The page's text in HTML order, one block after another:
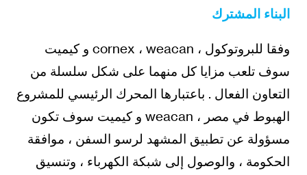
البناء المشترك
وفقا للبروتوكول ، cornex ، weacan و كيميت
سوف تلعب مزايا كل منهما على شكل سلسلة من
التعاون الفعال . باعتبارها المحرك الرئيسي للمشروع
الهبوط في مصر ، weacan و كيميت سوف تكون
مسؤولة عن تطبيق المشهد لرسو السفن ، موافقة
الحكومة ، والوصول إلى شبكة الكهرباء ، وتنسيق